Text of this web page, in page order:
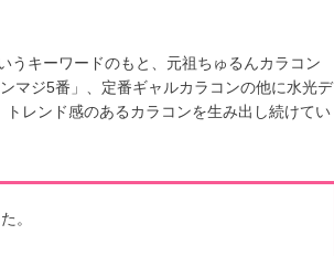
うキーワードのもと、元祖ちゅるんカラコン
マジ5番」、定番ギャルカラコンの他に水光デ
レンド感のあるカラコンを生み出し続けてい
。